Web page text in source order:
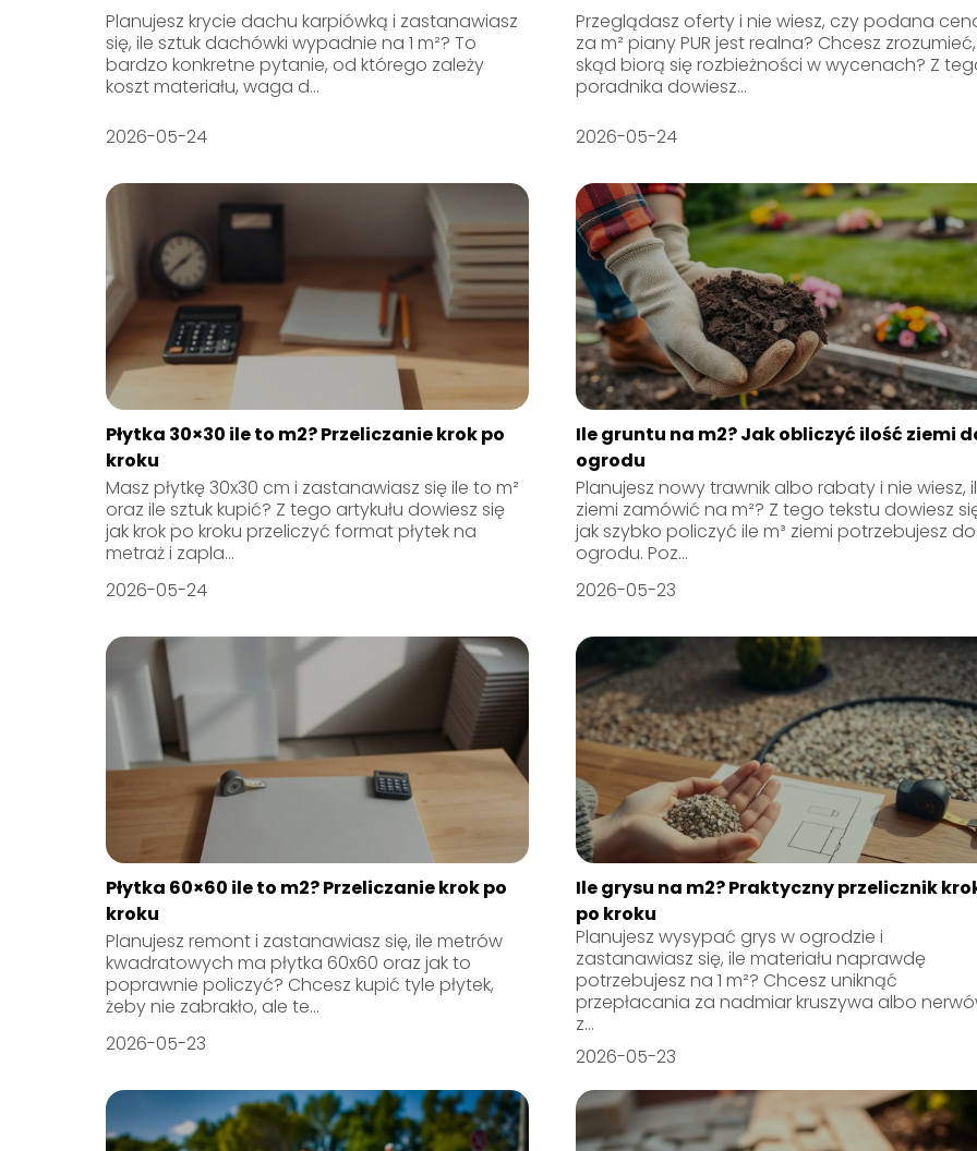
Planujesz krycie dachu karpiówką i zastanawiasz
się, ile sztuk dachówki wypadnie na 1 m²? To
bardzo konkretne pytanie, od którego zależy
koszt materiału, waga d...
2026-05-24
Przeglądasz oferty i nie wiesz, czy podana
za m² piany PUR jest realna? Chcesz zrozumieć,
skąd biorą się rozbieżności w wycenach? Z
poradnika dowiesz...
2026-05-24
Płytka 30×30 ile to m2? Przeliczanie krok po
kroku
Masz płytkę 30x30 cm i zastanawiasz się ile to m²
oraz ile sztuk kupić? Z tego artykułu dowiesz się
jak krok po kroku przeliczyć format płytek na
metraż i zapla...
2026-05-24
Ile gruntu na m2? Jak obliczyć ilość ziemi
ogrodu
Planujesz nowy trawnik albo rabaty i nie wiesz,
ziemi zamówić na m²? Z tego tekstu dowiesz
jak szybko policzyć ile m³ ziemi potrzebujesz do
ogrodu. Poz...
2026-05-23
Płytka 60×60 ile to m2? Przeliczanie krok po
kroku
Planujesz remont i zastanawiasz się, ile metrów
kwadratowych ma płytka 60x60 oraz jak to
poprawnie policzyć? Chcesz kupić tyle płytek,
żeby nie zabrakło, ale te...
2026-05-23
Ile grysu na m2? Praktyczny przelicznik
po kroku
Planujesz wysypać grys w ogrodzie i
zastanawiasz się, ile materiału naprawdę
potrzebujesz na 1 m²? Chcesz uniknąć
przepłacania za nadmiar kruszywa albo
z...
2026-05-23